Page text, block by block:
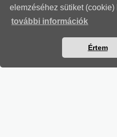
elemzéséhez sütiket (cookie)
további információk
Értem